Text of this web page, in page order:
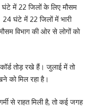
में 22 जिलों के लिए मौसम
24 घंटे में 22 जिलों में भारी
विभाग की ओर से लोगों को
तोड़ रखे हैं। जुलाई में तो
को मिल रहा है।
से राहत मिली है, तो कई जगह